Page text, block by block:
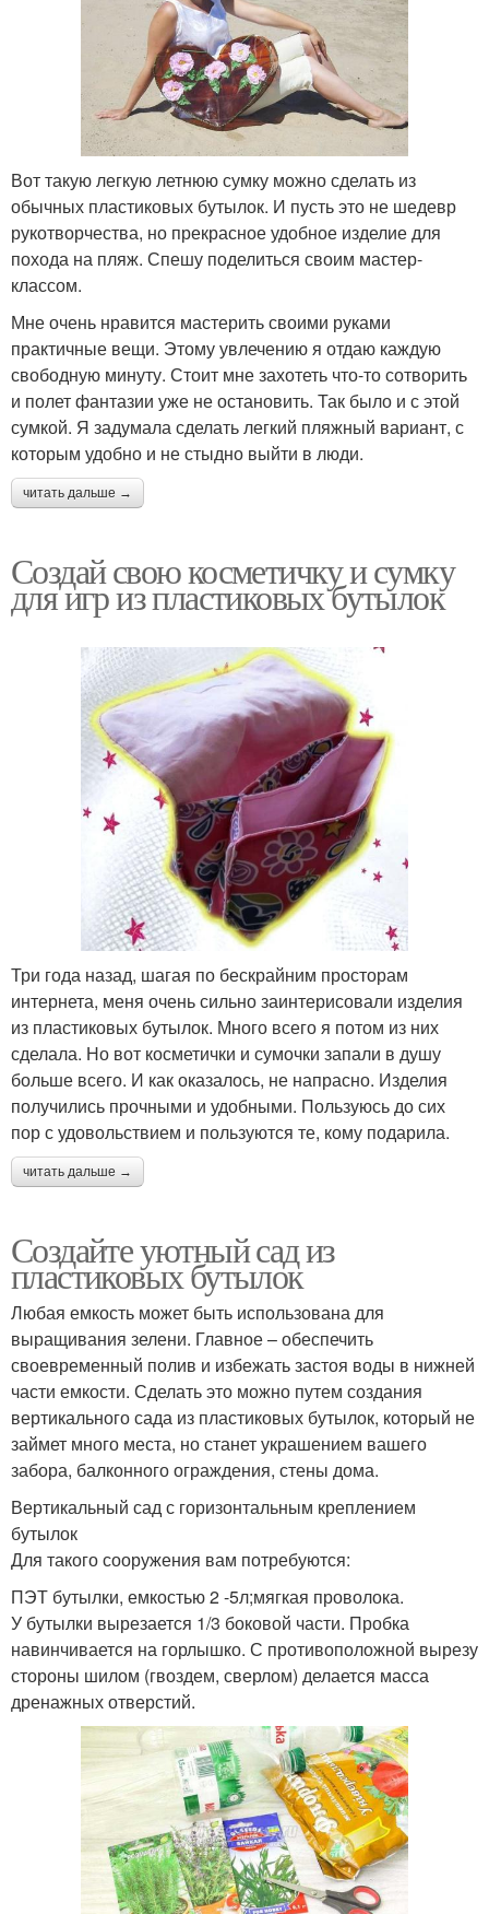
Вот такую легкую летнюю сумку можно сделать из
обычных пластиковых бутылок. И пусть это не шедевр
рукотворчества, но прекрасное удобное изделие для
похода на пляж. Спешу поделиться своим мастер-
классом.
Мне очень нравится мастерить своими руками
практичные вещи. Этому увлечению я отдаю каждую
свободную минуту. Стоит мне захотеть что-то сотворить
и полет фантазии уже не остановить. Так было и с этой
сумкой. Я задумала сделать легкий пляжный вариант, с
которым удобно и не стыдно выйти в люди.
читать дальше →
Создай свою косметичку и сумку
для игр из пластиковых бутылок
Три года назад, шагая по бескрайним просторам
интернета, меня очень сильно заинтерисовали изделия
из пластиковых бутылок. Много всего я потом из них
сделала. Но вот косметички и сумочки запали в душу
больше всего. И как оказалось, не напрасно. Изделия
получились прочными и удобными. Пользуюсь до сих
пор с удовольствием и пользуются те, кому подарила.
читать дальше →
Создайте уютный сад из
пластиковых бутылок
Любая емкость может быть использована для
выращивания зелени. Главное – обеспечить
своевременный полив и избежать застоя воды в нижней
части емкости. Сделать это можно путем создания
вертикального сада из пластиковых бутылок, который не
займет много места, но станет украшением вашего
забора, балконного ограждения, стены дома.
Вертикальный сад с горизонтальным креплением
бутылок
Для такого сооружения вам потребуются:
ПЭТ бутылки, емкостью 2 -5л;мягкая проволока.
У бутылки вырезается 1/3 боковой части. Пробка
навинчивается на горлышко. С противоположной вырезу
стороны шилом (гвоздем, сверлом) делается масса
дренажных отверстий.